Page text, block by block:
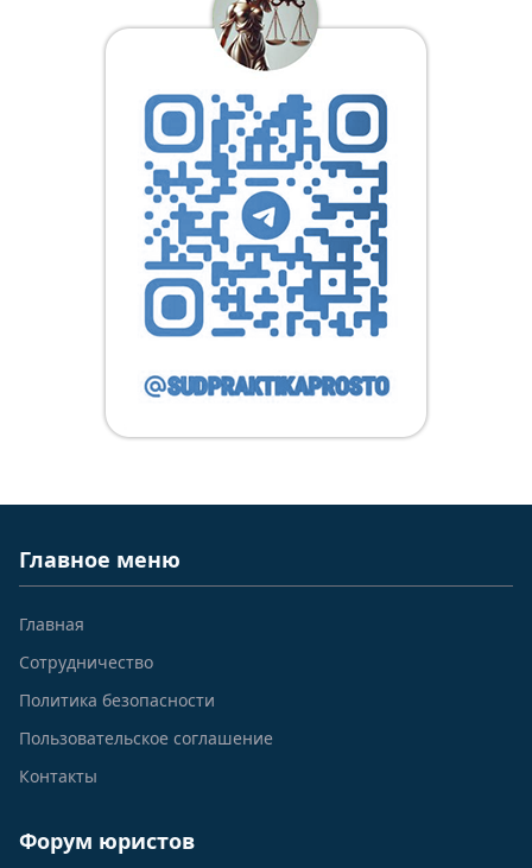
Главное меню
Главная
Сотрудничество
Политика безопасности
Пользовательское соглашение
Контакты
Форум юристов